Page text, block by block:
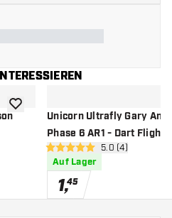
öffnen
Zur Wunschliste hinzufügen
Unicorn Ultrafly Gary
Phase 6 AR1 - Dart Flights
5 Bewertungssterne
5.0 (4)
Auf Lager
1,45